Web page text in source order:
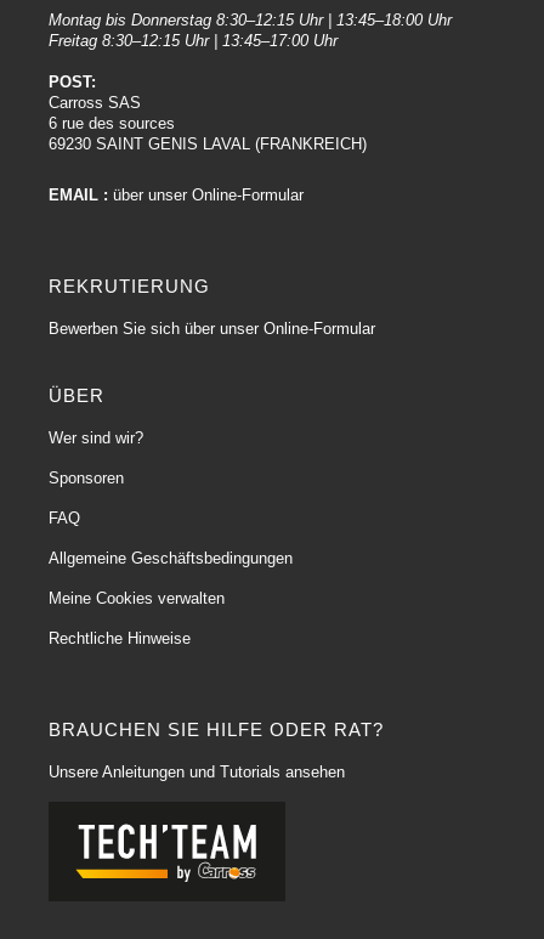
BRAUCHEN SIE HILFE ODER RAT?
Unsere Anleitungen und Tutorials ansehen
Montag bis Donnerstag 8:30–12:15 Uhr | 13:45–18:00 Uhr
Freitag 8:30–12:15 Uhr | 13:45–17:00 Uhr
POST:
Carross SAS
6 rue des sources
69230 SAINT GENIS LAVAL (FRANKREICH)
EMAIL : über unser Online-Formular
REKRUTIERUNG
Bewerben Sie sich über unser Online-Formular
ÜBER
Wer sind wir?
Sponsoren
FAQ
Allgemeine Geschäftsbedingungen
Meine Cookies verwalten
Rechtliche Hinweise